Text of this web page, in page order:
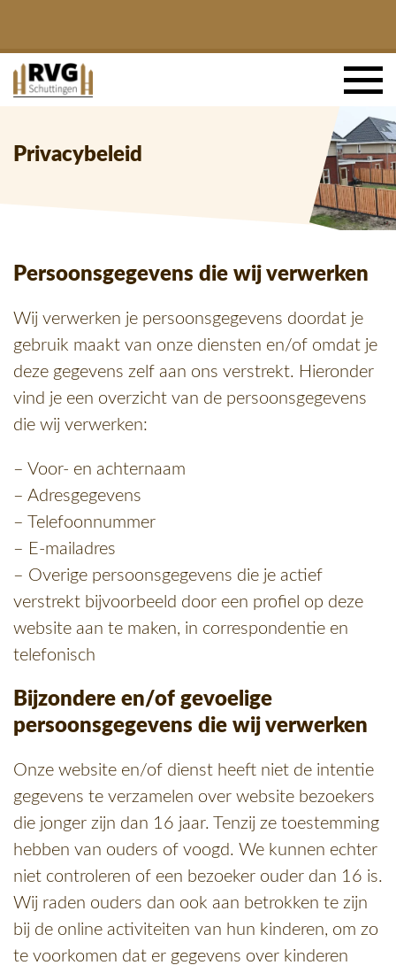
Privacybeleid
Persoonsgegevens die wij verwerken
Wij verwerken je persoonsgegevens doordat je
gebruik maakt van onze diensten en/of omdat je
deze gegevens zelf aan ons verstrekt. Hieronder
vind je een overzicht van de persoonsgegevens
die wij verwerken:
– Voor- en achternaam
– Adresgegevens
– Telefoonnummer
– E-mailadres
– Overige persoonsgegevens die je actief
verstrekt bijvoorbeeld door een profiel op deze
website aan te maken, in correspondentie en
telefonisch
Bijzondere en/of gevoelige
persoonsgegevens die wij verwerken
Onze website en/of dienst heeft niet de intentie
gegevens te verzamelen over website bezoekers
die jonger zijn dan 16 jaar. Tenzij ze toestemming
hebben van ouders of voogd. We kunnen echter
niet controleren of een bezoeker ouder dan 16 is.
Wij raden ouders dan ook aan betrokken te zijn
bij de online activiteiten van hun kinderen, om zo
te voorkomen dat er gegevens over kinderen